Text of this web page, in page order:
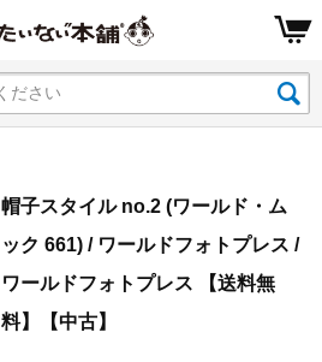
帽子スタイル no.2 (ワールド・ム
ック 661) / ワールドフォトプレス /
ワールドフォトプレス 【送料無
料】【中古】